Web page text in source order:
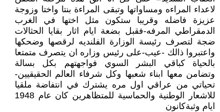
لاعداء المراءه ومساواتها وتبقى المراءة بنتا واختا وزوجة
عزيزة فاضله وقريبا ستكون مثل اختها في الغرب
الدمقراطي المرفه-فقبل بضعة ايام اثار بقايا الحثالات
ضجة لتصرف رئيسة الوزارة الفلنديه لرقصها وضحكها
واعتبروا ذالك -عيب-على رئيس وزاره ان يتصرف متمتعا
بالحياة كباقي البشر السوي فواجهتهم بكل بسالة
وتضامن معها ابناء شعبها وكل شرفاء العالم الحقيقيين-
تحياتي من عراقي اول مره يشترك في انتفاضة ملقيا
للاشعار الوطنية والحماسية للمتظاهرين كان عام 1948
ايام وثبةكانون